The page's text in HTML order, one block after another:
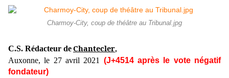
Charmoy-City, coup de théâtre au Tribunal.jpg
C.S. Rédacteur deChantecler,
Auxonne, le 27 avril 2021
(J+4514 après le vote négatif
fondateur)